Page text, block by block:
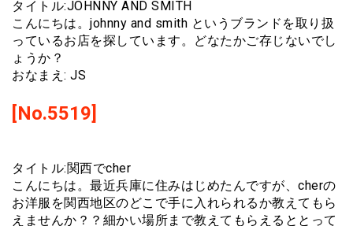
タイトル:JOHNNY AND SMITH
こんにちは。johnny and smith というブランドを取り扱
っているお店を探しています。どなたかご存じないでし
ょうか？
おなまえ: JS
[No.5519]
タイトル:関西でcher
こんにちは。最近兵庫に住みはじめたんですが、cherの
お洋服を関西地区のどこで手に入れられるか教えてもら
えませんか？？細かい場所まで教えてもらえるととって